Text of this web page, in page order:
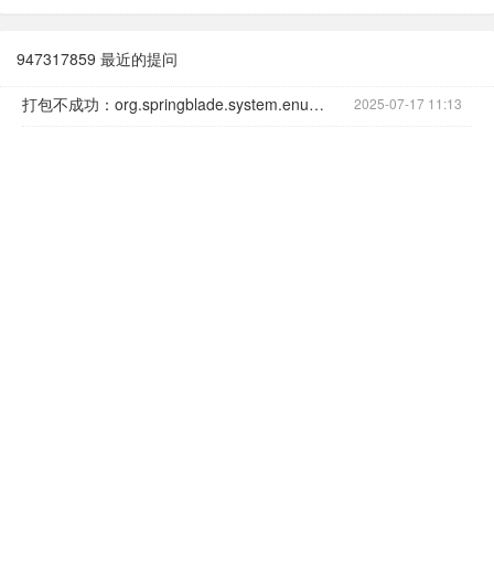
947317859 最近的提问
打包不成功：org.springblade.system.enums不存在 2025-07-17 11:13